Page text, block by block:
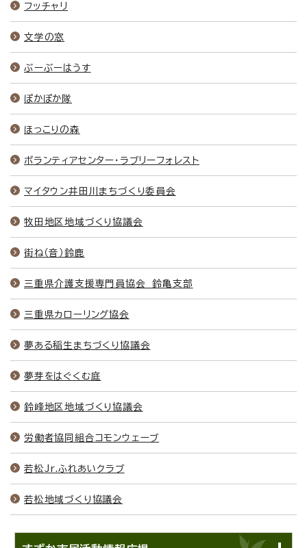
フッチャリ
文学の窓
ぶーぶーはうす
ぽかぽか隊
ほっこりの森
ボランティアセンター・ラブリーフォレスト
マイタウン井田川まちづくり委員会
牧田地区地域づくり協議会
街ね（音）鈴鹿
三重県介護支援専門員協会 鈴亀支部
三重県カローリング協会
夢ある稲生まちづくり協議会
夢芽をはぐくむ庭
鈴峰地区地域づくり協議会
労働者協同組合コモンウェーブ
若松Jr.ふれあいクラブ
若松地域づくり協議会